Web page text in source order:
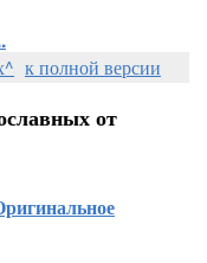
к полной версии
от